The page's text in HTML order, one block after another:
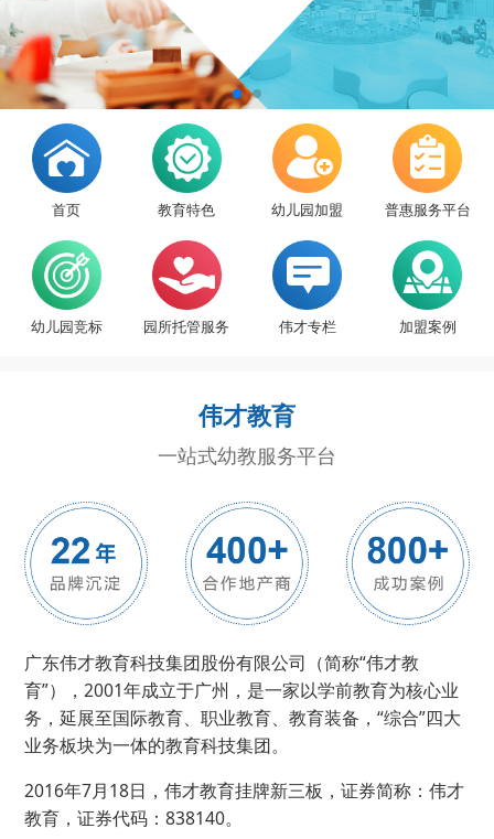
首页 教育特色 幼儿园加盟 普惠服务平台
幼儿园竞标 园所托管服务 伟才专栏 加盟案例
伟才教育
一站式幼教服务平台
广东伟才教育科技集团股份有限公司（简称“伟才教
育”），2001年成立于广州，是一家以学前教育为核心业
务，延展至国际教育、职业教育、教育装备，“综合”四大
业务板块为一体的教育科技集团。
2016年7月18日，伟才教育挂牌新三板，证券简称：伟才
教育，证券代码：838140。